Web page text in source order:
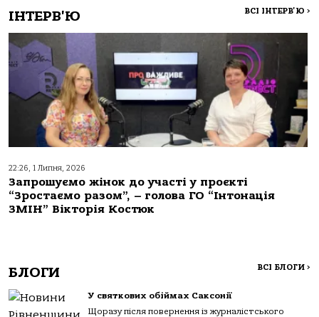
ІНТЕРВ'Ю ВСІ ІНТЕРВ'Ю >
22:26, 1 Липня, 2026
Запрошуємо жінок до участі у проєкті
“Зростаємо разом”, – голова ГО “Інтонація
ЗМІН” Вікторія Костюк
БЛОГИ ВСІ БЛОГИ >
У святкових обіймах Саксонії
Щоразу після повернення із журналістського